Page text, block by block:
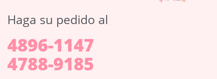
Haga su pedido al
4896-1147
4788-9185